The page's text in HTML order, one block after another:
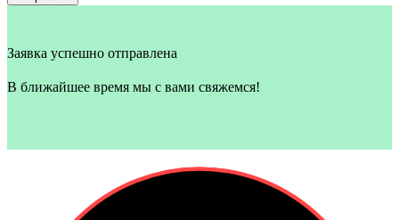
Заявка успешно отправлена
В ближайшее время мы с вами свяжемся!